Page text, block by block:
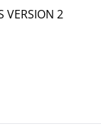
VERSION 2